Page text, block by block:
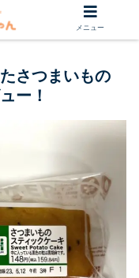
さつまいもの
ー！
メニュー